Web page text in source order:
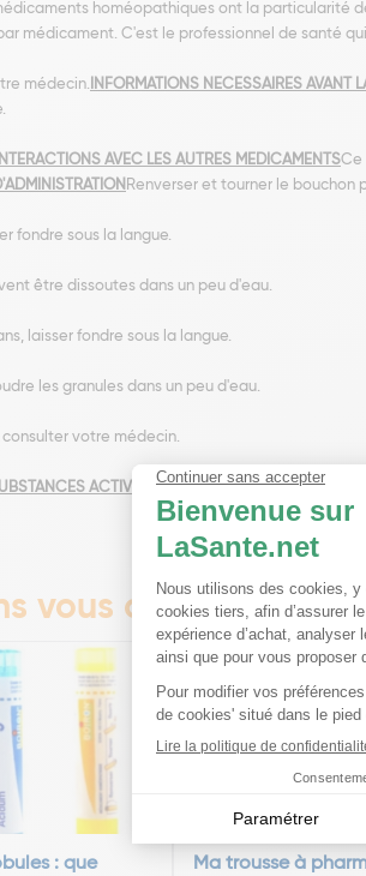
homéopathiques ont la particularité
médicament. C'est le professionnel de santé
médecin. INFORMATIONS NECESSAIRES AVANT
INTERACTIONS AVEC LES AUTRES MEDICAMENTSCe
Renverser et tourner le bouchon
fondre sous la langue.
être dissoutes dans un peu d'eau.
laisser fondre sous la langue.
les granules dans un peu d'eau.
votre médecin.
ACTIVES Cartilage Coxo-femoral
vous conseillent
: que
Ma trousse à